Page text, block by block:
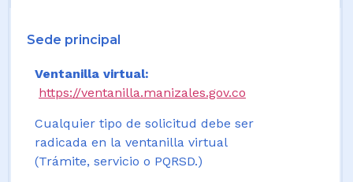
Sede principal
Ventanilla virtual:
https://ventanilla.manizales.gov.co
Cualquier tipo de solicitud debe ser
radicada en la ventanilla virtual
(Trámite, servicio o PQRSD.)